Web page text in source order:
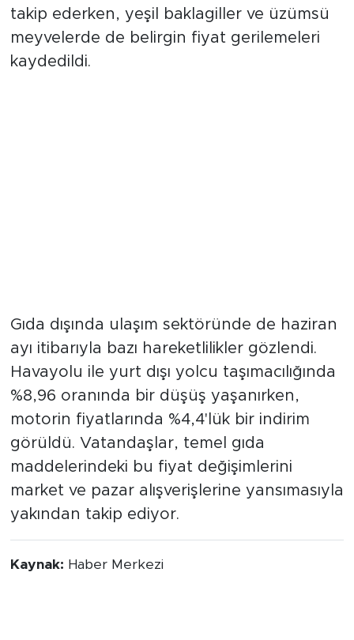
takip ederken, yeşil baklagiller ve üzümsü
meyvelerde de belirgin fiyat gerilemeleri
kaydedildi.
Gıda dışında ulaşım sektöründe de haziran
ayı itibarıyla bazı hareketlilikler gözlendi.
Havayolu ile yurt dışı yolcu taşımacılığında
%8,96 oranında bir düşüş yaşanırken,
motorin fiyatlarında %4,4'lük bir indirim
görüldü. Vatandaşlar, temel gıda
maddelerindeki bu fiyat değişimlerini
market ve pazar alışverişlerine yansımasıyla
yakından takip ediyor.
Kaynak: Haber Merkezi